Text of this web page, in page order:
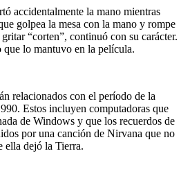
accidentalmente la mano mientras
golpea la mesa con la mano y rompe
“corten”, continuó con su carácter.
lo mantuvo en la película.
relacionados con el período de la
Estos incluyen computadoras que
de Windows y que los recuerdos de
por una canción de Nirvana que no
ella dejó la Tierra.